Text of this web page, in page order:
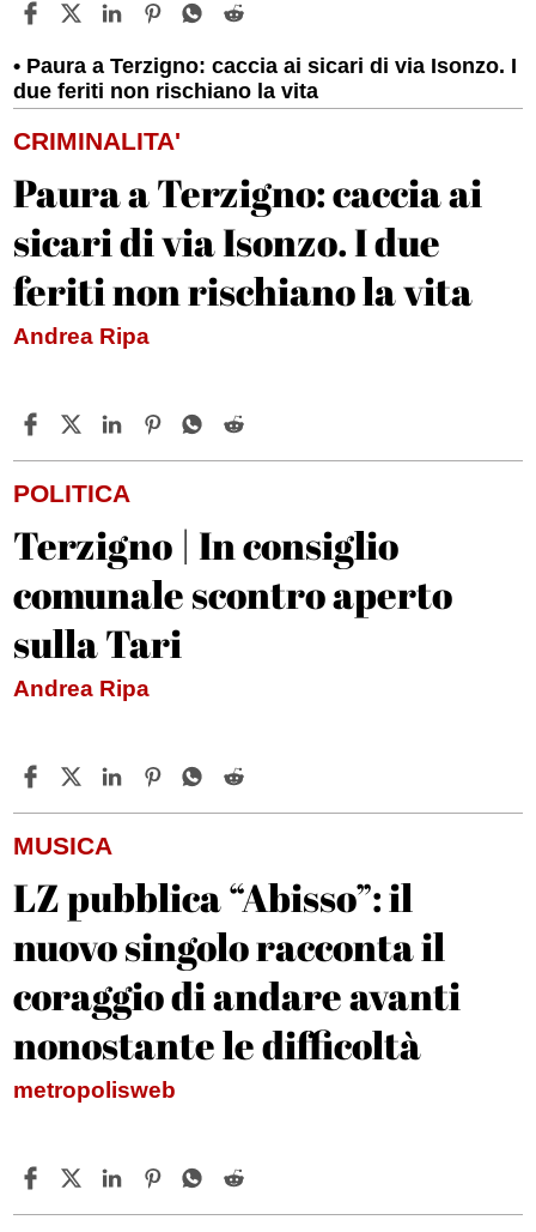
Paura a Terzigno: caccia ai sicari di via Isonzo. I
due feriti non rischiano la vita
CRIMINALITA'
Paura a Terzigno: caccia ai
sicari di via Isonzo. I due
feriti non rischiano la vita
Andrea Ripa
POLITICA
Terzigno | In consiglio
comunale scontro aperto
sulla Tari
Andrea Ripa
MUSICA
LZ pubblica “Abisso”: il
nuovo singolo racconta il
coraggio di andare avanti
nonostante le difficoltà
metropolisweb